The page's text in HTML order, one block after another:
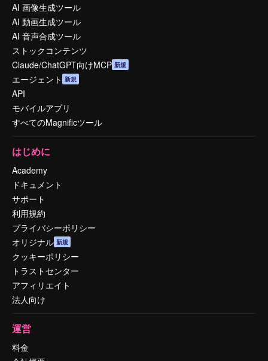
AI 画像生成ツール
AI 動画生成ツール
AI 音声合成ツール
ストックコンテンツ
Claude/ChatGPT向けMCP 新規
エージェント 新規
API
モバイルアプリ
すべてのMagnificツール
はじめに
Academy
ドキュメント
サポート
利用規約
プライバシーポリシー
オリジナル 新規
クッキーポリシー
トラストセンター
アフィリエイト
法人向け
運営
料金